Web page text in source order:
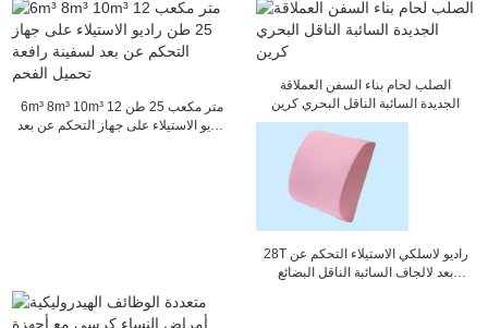
6m³ 8m³ 10m³ 12 متر مكعب 25 طن
راديو الاستيلاء على جهاز التحكم عن بعد
الصلب لحام بناء السفن العملاقة
الجديدة السائبة الناقل البحري كرين
28T راديو لاسلكي الاستيلاء التحكم عن
بعد لالجاف السائبة الناقل البضائع